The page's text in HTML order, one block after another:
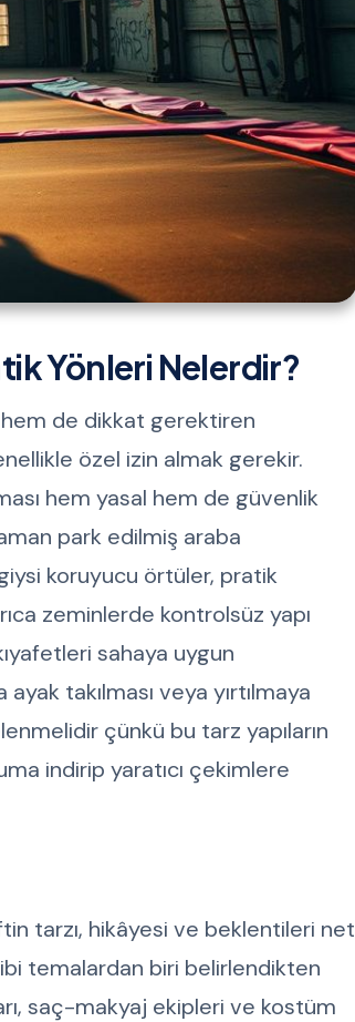
Yönleri Nelerdir?
hem de dikkat gerektiren
özel izin almak gerekir.
hem yasal hem de güvenlik
park edilmiş araba
koruyucu örtüler, pratik
zeminlerde kontrolsüz yapı
sahaya uygun
takılması veya yırtılmaya
çünkü bu tarz yapıların
indirip yaratıcı çekimlere
tarzı, hikâyesi ve beklentileri net
temalardan biri belirlendikten
saç-makyaj ekipleri ve kostüm